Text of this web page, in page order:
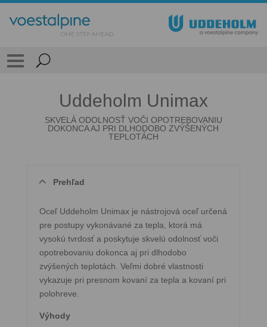
Uddeholm Unimax
SKVELÁ ODOLNOSŤ VOČI OPOTREBOVANIU
DOKONCA AJ PRI DLHODOBO ZVÝŠENÝCH
TEPLOTÁCH
Prehľad
Oceľ Uddeholm Unimax je nástrojová oceľ určená
pre postupy vykonávané za tepla, ktorá má
vysokú tvrdosť a poskytuje skvelú odolnosť voči
opotrebovaniu dokonca aj pri dlhodobo
zvýšených teplotách. Veľmi dobré vlastnosti
vykazuje pri presnom kovaní za tepla a kovaní pri
polohreve.
Výhody